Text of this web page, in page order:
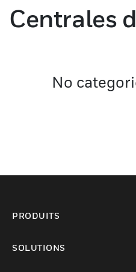
Centrales
No
PRODUITS
SOLUTIONS